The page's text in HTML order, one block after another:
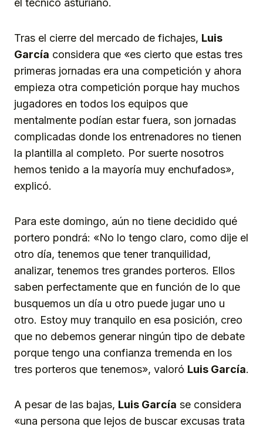
el técnico asturiano.
Tras el cierre del mercado de fichajes, Luis
García considera que «es cierto que estas tres
primeras jornadas era una competición y ahora
empieza otra competición porque hay muchos
jugadores en todos los equipos que
mentalmente podían estar fuera, son jornadas
complicadas donde los entrenadores no tienen
la plantilla al completo. Por suerte nosotros
hemos tenido a la mayoría muy enchufados»,
explicó.
Para este domingo, aún no tiene decidido qué
portero pondrá: «No lo tengo claro, como dije el
otro día, tenemos que tener tranquilidad,
analizar, tenemos tres grandes porteros. Ellos
saben perfectamente que en función de lo que
busquemos un día u otro puede jugar uno u
otro. Estoy muy tranquilo en esa posición, creo
que no debemos generar ningún tipo de debate
porque tengo una confianza tremenda en los
tres porteros que tenemos», valoró Luis García.
A pesar de las bajas, Luis García se considera
«una persona que lejos de buscar excusas trata